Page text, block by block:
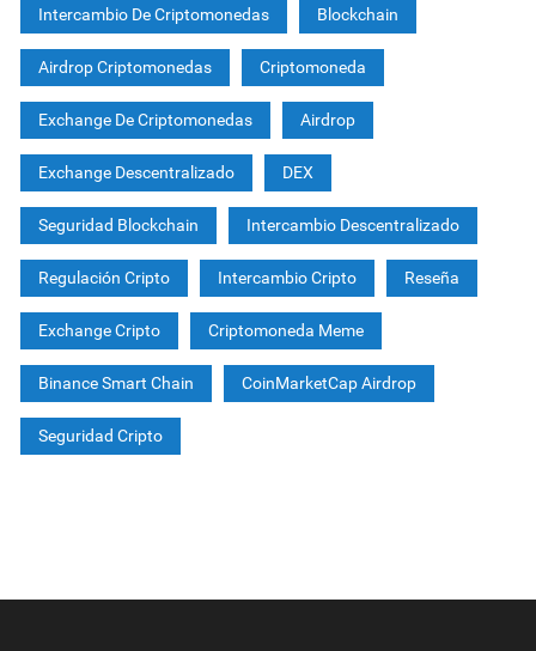
Intercambio De Criptomonedas Blockchain
Airdrop Criptomonedas Criptomoneda
Exchange De Criptomonedas Airdrop
Exchange Descentralizado DEX
Seguridad Blockchain Intercambio Descentralizado
Regulación Cripto Intercambio Cripto Reseña
Exchange Cripto Criptomoneda Meme
Binance Smart Chain CoinMarketCap Airdrop
Seguridad Cripto